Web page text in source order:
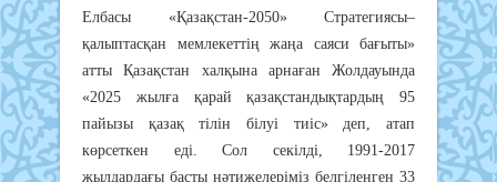
Елбасы «Қазақстан-2050» Стратегиясы–
қалыптасқан мемлекеттің жаңа саяси бағыты»
атты Қазақстан халқына арнаған Жолдауында
«2025 жылға қарай қазақстандықтардың 95
пайызы қазақ тілін білуі тиіс» деп, атап
көрсеткен еді. Сол секілді, 1991-2017
жылдардағы басты нәтижелеріміз белгіленген 33